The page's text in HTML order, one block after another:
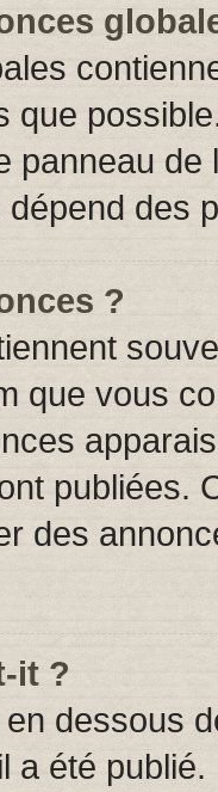
que
panneau de
des
?
que vous
publiées.
des
it ?
dessous
a été